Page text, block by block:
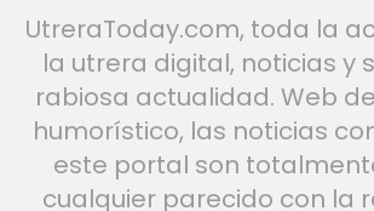
UtreraToday.com, toda la
la utrera digital, noticias y
rabiosa actualidad. Web
humorístico, las noticias
este portal son
cualquier parecido con la